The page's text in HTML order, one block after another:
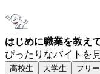
はじめに職業を教え
ぴったりなバイトを
高校生 大学生 フリ